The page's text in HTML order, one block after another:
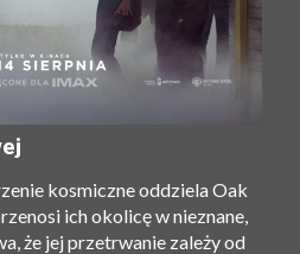
kosmiczne oddziela Oak
ich okolicę w nieznane,
że ​​jej przetrwanie zależy od